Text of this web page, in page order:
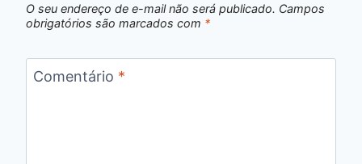
O seu endereço de e-mail não será publicado. Campos
obrigatórios são marcados com *
Comentário *